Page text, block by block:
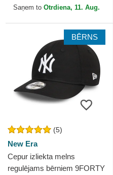
York Yankees MLB no New
Saņem to Otrdiena, 11. Aug.
BĒRNS
(5)
New Era
Cepur izliekta melns
regulējams bērniem 9FORTY